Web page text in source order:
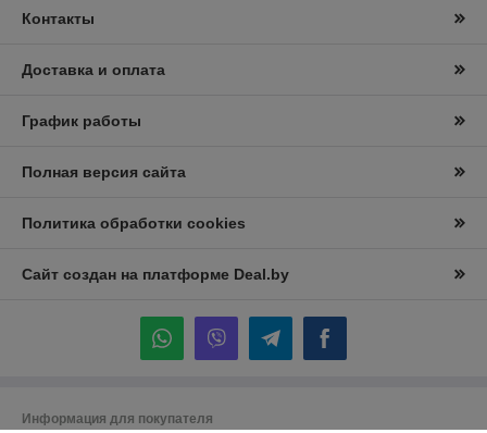
Контакты
Доставка и оплата
График работы
Полная версия сайта
Политика обработки cookies
Сайт создан на платформе Deal.by
Информация для покупателя